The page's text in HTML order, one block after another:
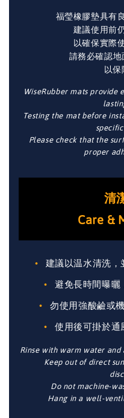
福瑩橡膠墊具有
建議使用前
以確保實際
請務必確認
以
WiseRubber mats provide
Testing the mat before
Please check that the
proper
清
Care &
建議以温水清洗，
避免長時間曝曬
勿使用強酸鹼或
使用後可掛於通
Rinse with warm water
Keep out of direct
Do not machine-
Hang in a well-